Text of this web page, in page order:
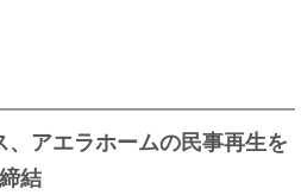
アエラホームの民事再生を
結